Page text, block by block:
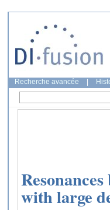
Recherche avancée
with large